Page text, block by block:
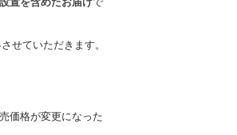
置を含めたお届けで
せていただきます。
価格が変更になった